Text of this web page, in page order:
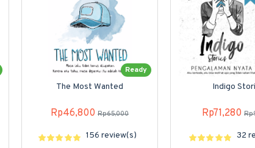
Ready
The Most Wanted
Rp46,800 Rp65,000
156 review(s)
Indigo
Rp71,280
32